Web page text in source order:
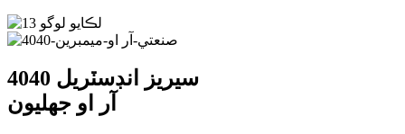
4040 سيريز انڊسٽريل
آر او جھليون